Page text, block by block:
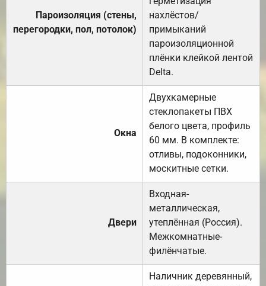
Пароизоляция (стены,
перегородки, пол, потолок)
нахлёстов/
примыканий
пароизоляционной
плёнки клейкой лентой
Delta.
Окна
Двухкамерные
стеклопакеты ПВХ
белого цвета, профиль
60 мм. В комплекте:
отливы, подоконники,
москитные сетки.
Двери
Входная-
металлическая,
утеплённая (Россия).
Межкомнатные-
филёнчатые.
Наличник деревянный,